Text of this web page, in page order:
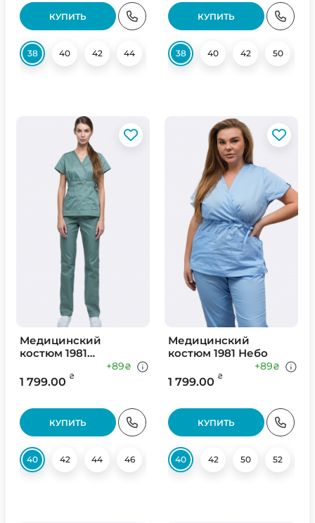
КУПИТЬ
38 40 42 44 50
КУПИТЬ
38 40 42 50
Медицинский
костюм 1981
1 799.00 ₴
+89₴
КУПИТЬ
40 42 44 46 50
Медицинский
костюм 1981 Небо
1 799.00 ₴
+89₴
КУПИТЬ
40 42 50 52